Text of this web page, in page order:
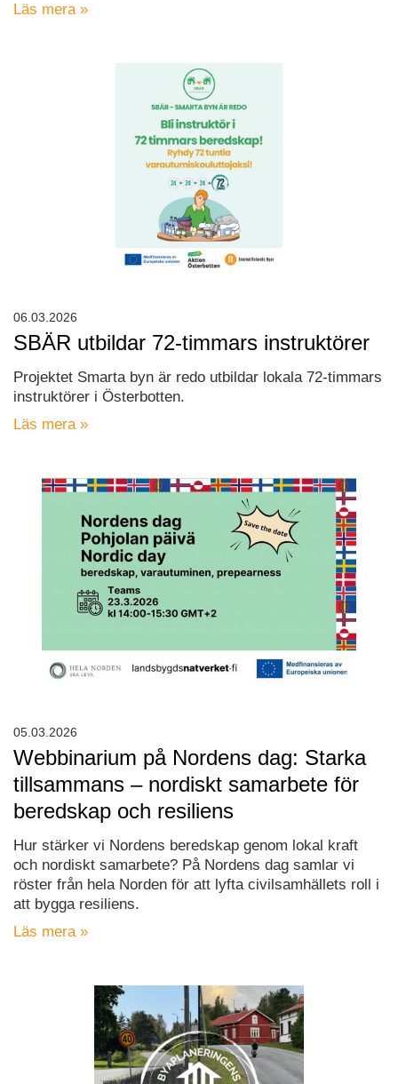
Läs mera »
SBÄR utbildar 72-timmars instruktörer
Projektet Smarta byn är redo utbildar lokala 72-timmars
instruktörer i Österbotten.
Läs mera »
06.03.2026
Webbinarium på Nordens dag: Starka
tillsammans – nordiskt samarbete för
beredskap och resiliens
Hur stärker vi Nordens beredskap genom lokal kraft
och nordiskt samarbete? På Nordens dag samlar vi
röster från hela Norden för att lyfta civilsamhällets roll i
att bygga resiliens.
Läs mera »
05.03.2026